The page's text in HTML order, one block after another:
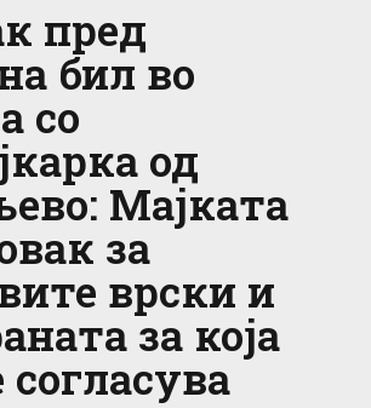
пред
бил во
со
од
Мајката
за
врски и
за која
согласува